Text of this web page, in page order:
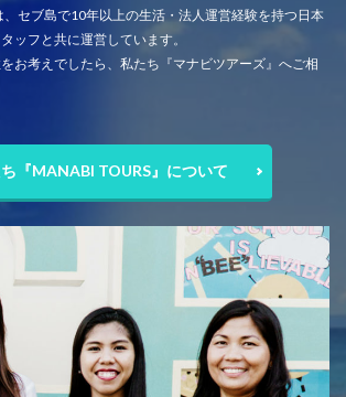
、セブ島で10年以上の生活・法人運営経験を持つ日本
ッフと共に運営しています。
お考えでしたら、私たち『マナビツアーズ』へご相
『MANABI TOURS』について